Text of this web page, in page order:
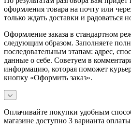
оформления товара на почту или
только ждать доставки и радоваться
Оформление заказа в стандартном
следующим образом. Заполняете
последовательным этапам: адрес,
данные о себе. Советуем в
информацию, которая поможет
кнопку «Оформить заказ».
Оплачивайте покупки удобным
магазине доступно 3 варианта